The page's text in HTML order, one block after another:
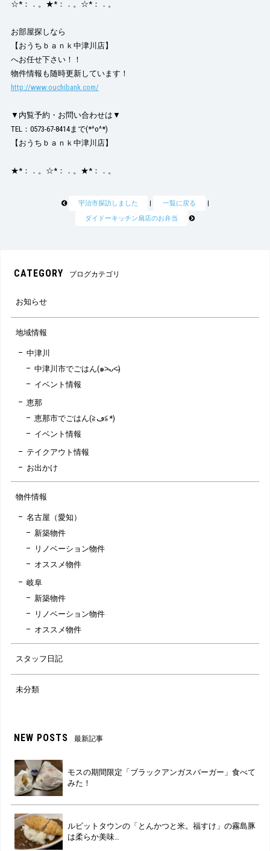
☆*：．。★*：．。☆*：．。
お部屋探しなら
【おうちｂａｎｋ中津川店】
へお任せ下さい！！
物件情報も随時更新しています！
http://www.ouchibank.com/
▼内覧予約・お問い合わせは▼
TEL：0573-67-8414まで(*^o^*)
【おうちｂａｎｋ中津川店】
★*：．。☆*：．。★*：．。
宇治市探訪しました 一覧に戻る
ダイドーキッチン扇店のお弁当
CATEGORY ブログカテゴリ
お知らせ
地域情報
中津川
中津川市でごはん(๑˃̵ᴗ˂̵)
イベント情報
恵那
恵那市でごはん(≧ڡ≦*)
イベント情報
テイクアウト情報
お出かけ
物件情報
名古屋（愛知）
新築物件
リノベーション物件
オススメ物件
岐阜
新築物件
リノベーション物件
オススメ物件
スタッフ日記
未分類
NEW POSTS 最新記事
モスの期間限定「ブラックアンガスバーガー」食べて
みた！
ルビットタウンの「とんかつと米。福すけ」の霧島豚
は柔らか美味…